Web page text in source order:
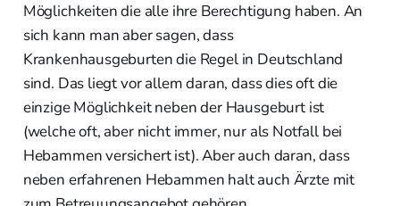
Möglichkeiten die alle ihre Berechtigung haben. An
sich kann man aber sagen, dass
Krankenhausgeburten die Regel in Deutschland
sind. Das liegt vor allem daran, dass dies oft die
einzige Möglichkeit neben der Hausgeburt ist
(welche oft, aber nicht immer, nur als Notfall bei
Hebammen versichert ist). Aber auch daran, dass
neben erfahrenen Hebammen halt auch Ärzte mit